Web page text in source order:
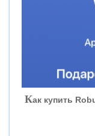
«БАНК
Как купить